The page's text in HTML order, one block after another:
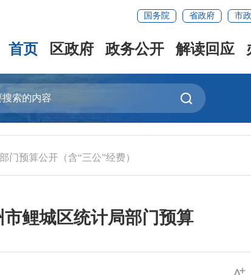
国务院 省政府 市
首页 区政府 政务公开 解读回应
部门预算公开（含“三公”经费）
市鲤城区统计局部门预算